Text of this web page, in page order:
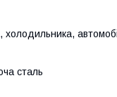
сталь